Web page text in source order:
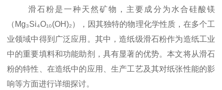
滑石粉是一种天然矿物，主要成分为水合硅酸镁
（Mg₃Si₄O₁₀(OH)₂），因其独特的物理化学性质，在多个工
业领域中得到广泛应用。其中，造纸级滑石粉作为造纸工业
中的重要填料和功能助剂，具有显著的优势。本文将从滑石
粉的特性、在造纸中的应用、生产工艺及其对纸张性能的影
响等方面进行详细探讨。